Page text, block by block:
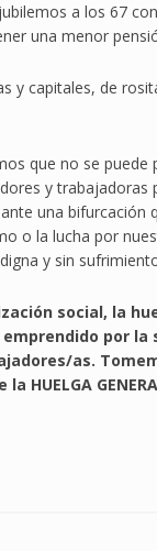
a los 67
una menor
y capitales, de
que no se puede
y trabajadoras
una bifurcación
o la lucha por
y sin
social, la
por la
as.
HUELGA